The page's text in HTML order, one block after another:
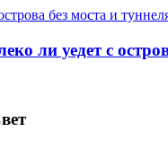
ли уедет с